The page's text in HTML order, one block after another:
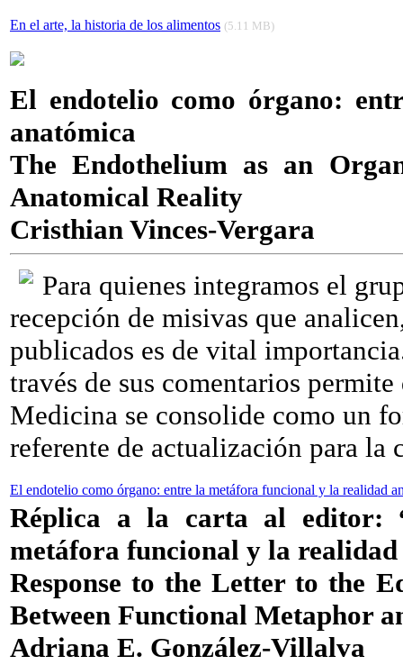
En el arte, la historia de los alimentos (5.11 MB)
El endotelio como órgano:
anatómica
The Endothelium as an
Anatomical Reality
Cristhian Vinces-Vergara
Para quienes integramos el
recepción de misivas que
publicados es de vital
través de sus comentarios
Medicina se consolide como un
referente de actualización para la
El endotelio como órgano: entre la metáfora funcional y la realidad
Réplica a la carta al editor:
metáfora funcional y la
Response to the Letter to the
Between Functional Metaphor
Adriana E. González-Villalva